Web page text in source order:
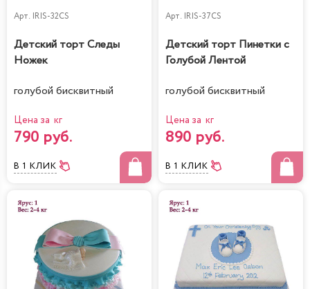
Арт. IRIS-32CS
Детский торт Следы
Ножек
голубой бисквитный
Цена за кг
790 руб.
В 1 КЛИК
Арт. IRIS-37CS
Детский торт Пинетки с
Голубой Лентой
голубой бисквитный
Цена за кг
890 руб.
В 1 КЛИК